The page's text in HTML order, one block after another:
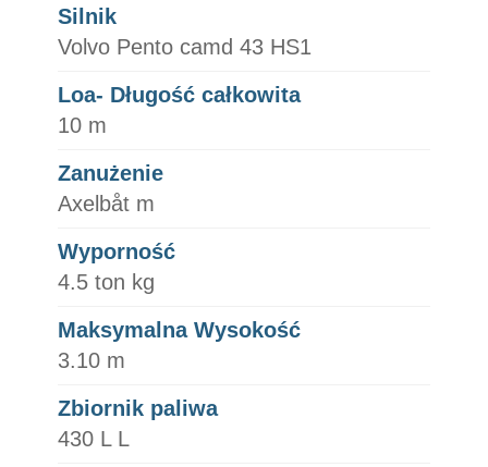
Silnik
Volvo Pento camd 43 HS1
Loa- Długość całkowita
10 m
Zanużenie
Axelbåt m
Wyporność
4.5 ton kg
Maksymalna Wysokość
3.10 m
Zbiornik paliwa
430 L L